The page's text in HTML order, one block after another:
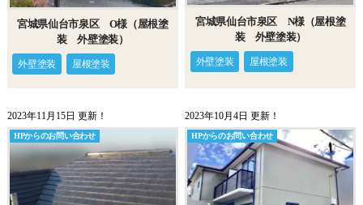
宮城県仙台市泉区 O様（屋根塗
装 外壁塗装）
外壁塗装 屋根塗装
宮城県仙台市泉区 N様（屋根塗
装 外壁塗装）
外壁塗装 屋根塗装
2023年11月15日 更新！
HPからのお問い合わせ
2023年10月4日 更新！
HPからのお問い合わせ